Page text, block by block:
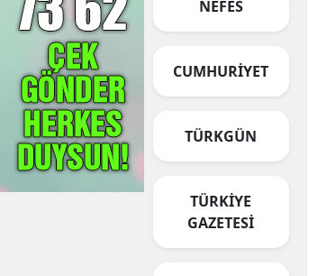
NEFES
CUMHURİYET
TÜRKGÜN
TÜRKİYE
GAZETESİ